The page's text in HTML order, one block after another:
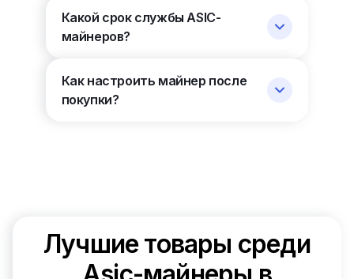
Какой срок службы ASIC-
майнеров?
Как настроить майнер после
покупки?
Лучшие товары среди